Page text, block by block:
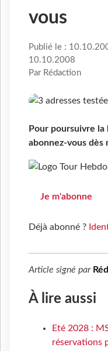
vous
Publié le :
10.10.2008
Par Rédaction
Pour poursuivre
abonnez-vous dès
Je m'abonne
Déjà abonné ?
Article signé par
À lire aussi
Eté 2028 :
réservations